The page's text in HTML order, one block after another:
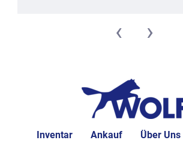
‹ ›
Inventar Ankauf Über Uns